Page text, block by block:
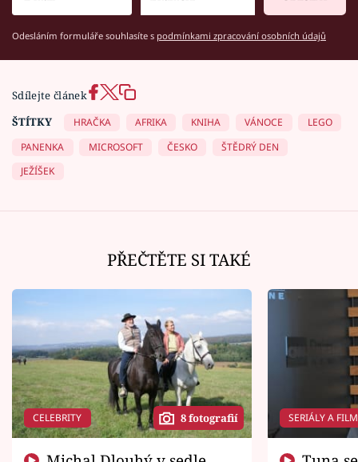
Odesláním formuláře souhlasíte s podmínkami zpracování osobních údajů
Sdílejte článek
ŠTÍTKY
HRAČKA AFRIKA KNIHA VÁNOCE
LEGO
PANENKA
MICROSOFT ČESKO
ŠTĚDRÝ DEN
JEŽÍŠEK
PŘEČTĚTE SI TAKÉ
CELEBRITY 8 fotografií SERIÁLY A